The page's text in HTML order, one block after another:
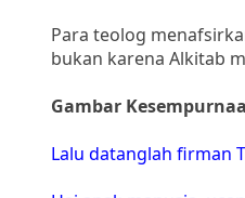
Para teolog
bukan karena Alkitab
Gambar
Lalu datanglah firman